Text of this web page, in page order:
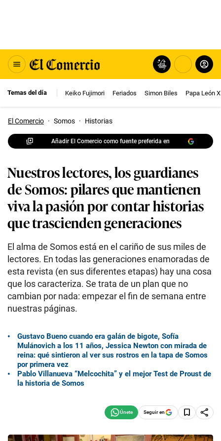
Temas del día Keiko Fujimori Feriados Simon Biles Papa León
El Comercio · Somos · Historias
Añadir El Comercio como fuente preferida en
Nuestros lectores, los guardianes
de Somos: pilares que mantienen
viva la pasión por contar historias
que trascienden generaciones
El alma de Somos está en el cariño de sus miles de
lectores. En todas las generaciones enamoradas de
esta revista (en sus diferentes etapas) hay una cosa
que los caracteriza. Se trata de un plan que no
cambian por nada: empezar el fin de semana entre
nuestras páginas.
Gustavo Bueno cuando era galán de bigote, Sofía
Mulánovich a los 11 años, Jessica Newton con mirada de
reina: qué sintieron al ver sus rostros en la tapa de Somos
por primera vez
Pablo Villanueva “Melcochita” y el mejor Test de Proust de
la historia de Somos
Seguir en